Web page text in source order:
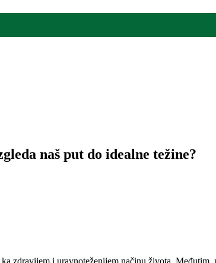
naš put do idealne težine?